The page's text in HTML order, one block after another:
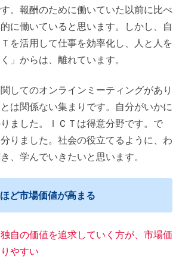
。報酬のために働いていた以前に比べ
に働いていると思います。しかし、自
を活用して仕事を効率化し、人と人を
」からは、離れています。
してのオンラインミーティングがあり
は関係ない集まりです。自分がいかに
ました。ＩＣＴは得意分野です。で
りました。社会の役立てるように、わ
、学んでいきたいと思います。
ど市場価値が高まる
自の価値を追求していく方が、市場価
やすい